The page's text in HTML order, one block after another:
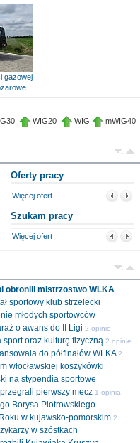
gazowej
WIG20 WIG mWIG40
Oferty pracy
Więcej ofert
Szukam pracy
Więcej ofert
obronili mistrzostwo WLKA
sportowy klub strzelecki
młodych sportowców
o awans do II Ligi 2 opinie
sport oraz kulturę fizyczną 2 opinie
do półfinałów WLKA 2
włocławskiej koszykówki
na stypendia sportowe
pierwszy mecz 1 opinia
Borysa Piotrowskiego
w kujawsko-pomorskim 2
w szóstkach